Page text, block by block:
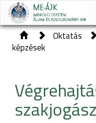
Oktatás
képzések
szakjogász